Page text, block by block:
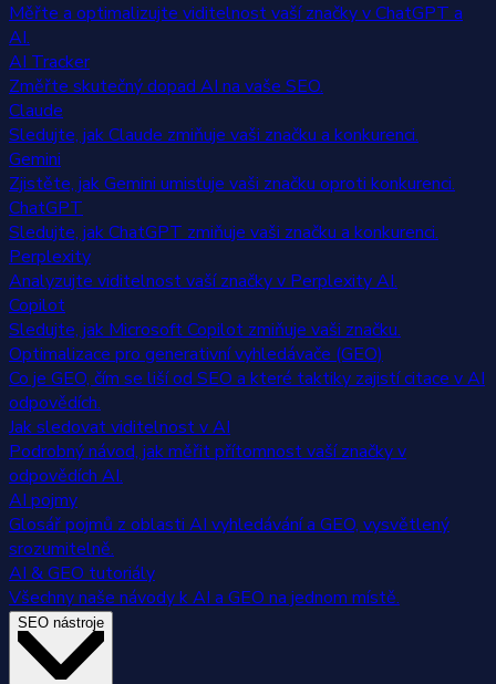
Měřte a optimalizujte viditelnost vaší značky v ChatGPT a
AI.
AI Tracker
Změřte skutečný dopad AI na vaše SEO.
Claude
Sledujte, jak Claude zmiňuje vaši značku a konkurenci.
Gemini
Zjistěte, jak Gemini umisťuje vaši značku oproti konkurenci.
ChatGPT
Sledujte, jak ChatGPT zmiňuje vaši značku a konkurenci.
Perplexity
Analyzujte viditelnost vaší značky v Perplexity AI.
Copilot
Sledujte, jak Microsoft Copilot zmiňuje vaši značku.
Optimalizace pro generativní vyhledávače (GEO)
Co je GEO, čím se liší od SEO a které taktiky zajistí citace v AI
odpovědích.
Jak sledovat viditelnost v AI
Podrobný návod, jak měřit přítomnost vaší značky v
odpovědích AI.
AI pojmy
Glosář pojmů z oblasti AI vyhledávání a GEO, vysvětlený
srozumitelně.
AI & GEO tutoriály
Všechny naše návody k AI a GEO na jednom místě.
SEO nástroje